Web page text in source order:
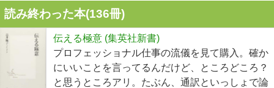
読み終わった本(136冊)
伝える極意 (集英社新書)
プロフェッショナル仕事の流儀を見て購入。確か
にいいことを言ってるんだけど、ところどころ？
と思うところアリ。たぶん、通訳といっしょで論